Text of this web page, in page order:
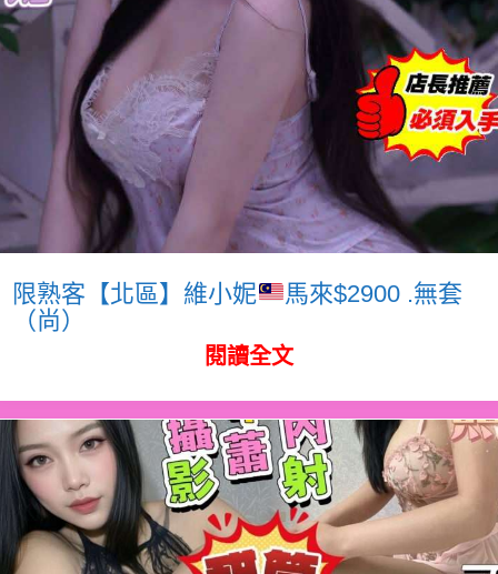
限熟客【北區】維小妮
馬來$2900 .無套
（尚）
閱讀全文